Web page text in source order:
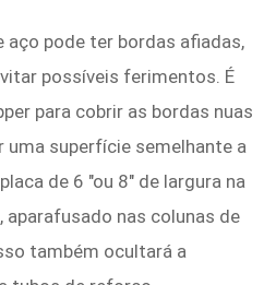
aço pode ter bordas afiadas,
possíveis ferimentos. É
para cobrir as bordas nuas
uma superfície semelhante a
de 6 "ou 8" de largura na
aparafusado nas colunas de
também ocultará a